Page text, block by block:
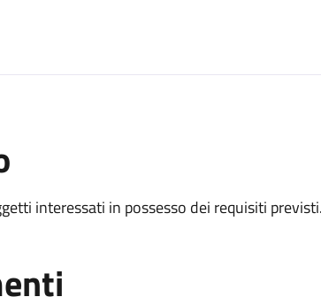
interessati in possesso dei requisiti previsti.